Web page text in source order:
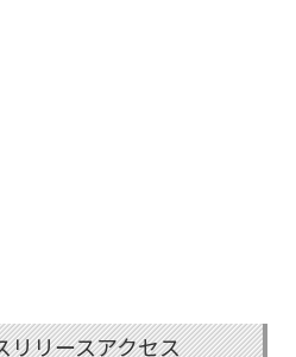
リリースアクセス